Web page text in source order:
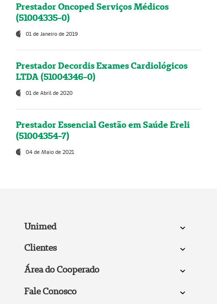
Prestador Oncoped Serviços Médicos
(51004335-0)
01 de Janeiro de 2019
Prestador Decordis Exames Cardiológicos
LTDA (51004346-0)
01 de Abril de 2020
Prestador Essencial Gestão em Saúde Ereli
(51004354-7)
04 de Maio de 2021
Unimed
Clientes
Área do Cooperado
Fale Conosco